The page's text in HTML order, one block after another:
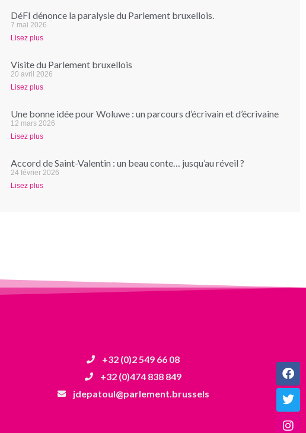
DéFI dénonce la paralysie du Parlement bruxellois.
7 mai 2026
Lisez plus
Visite du Parlement bruxellois
20 avril 2026
Lisez plus
Une bonne idée pour Woluwe : un parcours d’écrivain et d’écrivaine
12 mars 2026
Lisez plus
Accord de Saint-Valentin : un beau conte… jusqu’au réveil ?
24 février 2026
Lisez plus
+32 (0)2 549 66 08
+32 (0)474 838 849
jdepatoul@parlement.brussels